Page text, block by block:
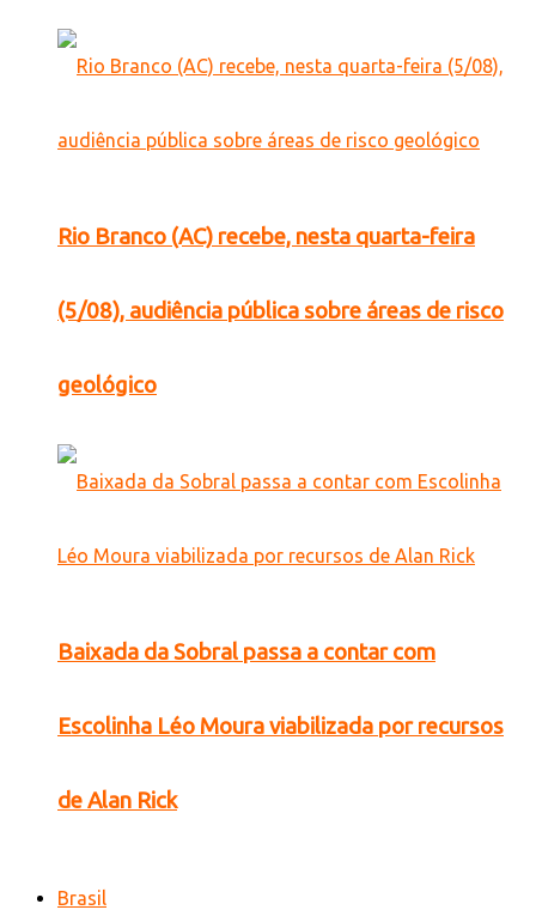
Rio Branco (AC) recebe, nesta quarta-feira
(5/08), audiência pública sobre áreas de risco
geológico
Baixada da Sobral passa a contar com
Escolinha Léo Moura viabilizada por recursos
de Alan Rick
Brasil